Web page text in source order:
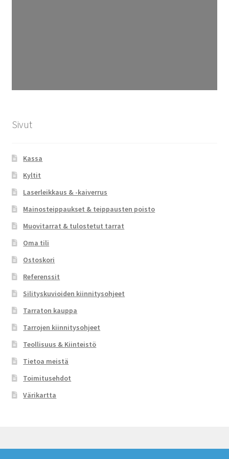
Sivut
Kassa
Kyltit
Laserleikkaus & -kaiverrus
Mainosteippaukset & teippausten poisto
Muovitarrat & tulostetut tarrat
Oma tili
Ostoskori
Referenssit
Silityskuvioiden kiinnitysohjeet
Tarraton kauppa
Tarrojen kiinnitysohjeet
Teollisuus & Kiinteistö
Tietoa meistä
Toimitusehdot
Värikartta